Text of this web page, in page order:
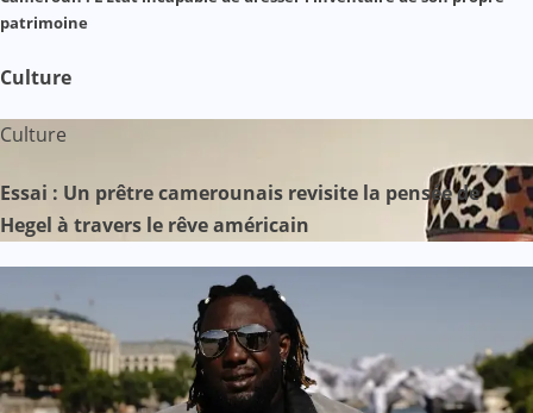
patrimoine
Culture
Culture
Essai : Un prêtre camerounais revisite la pensée de
Hegel à travers le rêve américain